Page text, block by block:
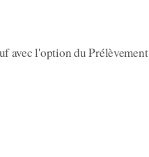
avec l'option du Prélèvement